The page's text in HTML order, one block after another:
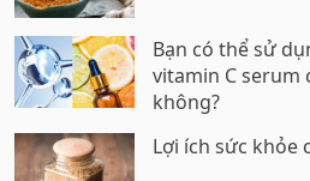
Bạn có thể sử
vitamin C serum
không?
Lợi ích sức khỏe